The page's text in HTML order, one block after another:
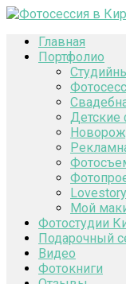
Главная
Портфолио
Детские
Lovestory
Мой
Фотостудии
Подарочный
Видео
Фотокниги